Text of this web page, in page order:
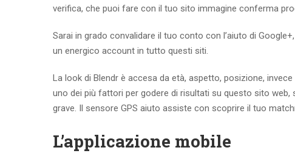
verifica, che puoi fare con il tuo sito immagine conferma
Sarai in grado convalidare il tuo conto con l’aiuto di
un energico account in tutto questi siti.
La look di Blendr è accesa da età, aspetto, posizione,
uno dei più fattori per godere di risultati su questo sito
grave. Il sensore GPS aiuto assiste con scoprire il tuo
L’applicazione mobile